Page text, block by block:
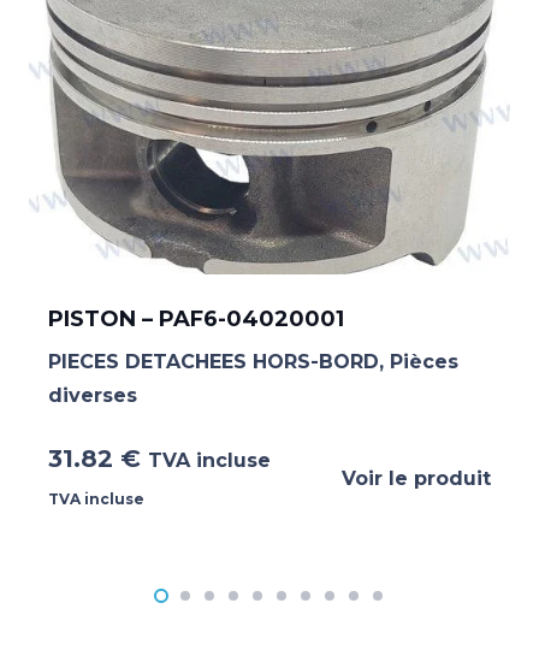
PISTON – PAF6-04020001
PIECES DETACHEES HORS-BORD, Pièces
diverses
31.82 € TVA incluse
TVA incluse
Voir le produit